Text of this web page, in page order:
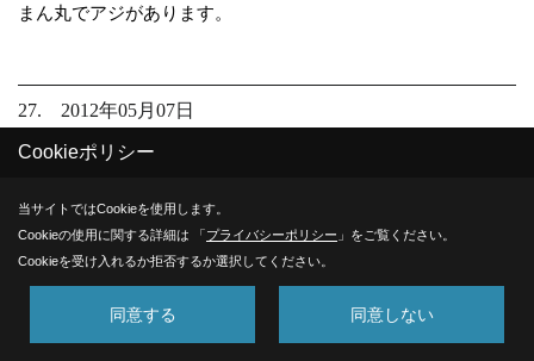
まん丸でアジがあります。
27. 2012年05月07日
Cookieポリシー
当サイトではCookieを使用します。
Cookieの使用に関する詳細は 「プライバシーポリシー 」をご覧ください。
Cookieを受け入れるか拒否するか選択してください。
同意する 同意しない